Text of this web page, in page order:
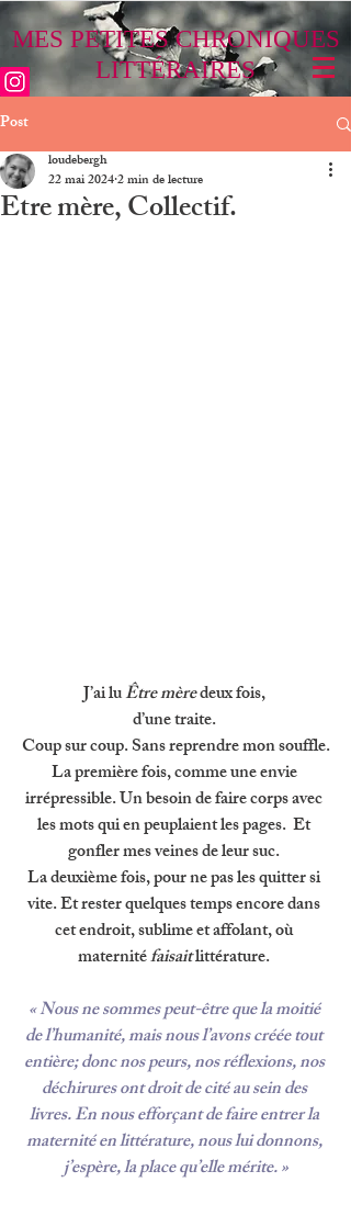
MES PETITES CHRONIQUES
LITTÉRAIRES
Post
Etre mère, Collectif.
loudebergh
22 mai 20242 min de lecture
J’ai lu Être mère deux fois,
d’une traite.
Coup sur coup. Sans reprendre mon souffle.
La première fois, comme une envie
irrépressible. Un besoin de faire corps avec
les mots qui en peuplaient les pages.  Et
gonfler mes veines de leur suc.
La deuxième fois, pour ne pas les quitter si
vite. Et rester quelques temps encore dans
cet endroit, sublime et affolant, où
maternité faisait littérature.
« Nous ne sommes peut-être que la moitié
de l’humanité, mais nous l’avons créée tout
entière; donc nos peurs, nos réflexions, nos
déchirures ont droit de cité au sein des
livres. En nous efforçant de faire entrer la
maternité en littérature, nous lui donnons,
j’espère, la place qu’elle mérite. »